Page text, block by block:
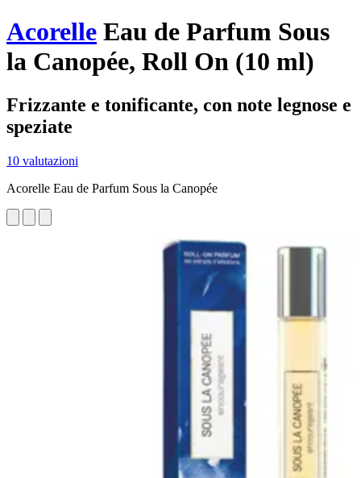
Acorelle Eau de Parfum Sous
la Canopée, Roll On (10 ml)
Frizzante e tonificante, con note legnose e
speziate
10 valutazioni
Acorelle Eau de Parfum Sous la Canopée